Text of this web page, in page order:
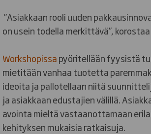
”Asiakkaan rooli uuden
on usein todella merkittävä”,
Workshopissapyöritellään fyysistä
mietitään vanhaa tuotetta
ideoita ja pallotellaan niitä
ja asiakkaan edustajien välillä.
avointa mieltä vastaanottamaan
kehityksen mukaisia ratkaisuja.